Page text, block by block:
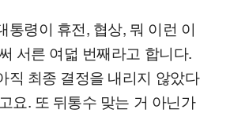
통령이 휴전, 협상, 뭐 이런 이
서른 여덟 번째라고 합니다.
직 최종 결정을 내리지 않았다
요. 또 뒤통수 맞는 거 아닌가